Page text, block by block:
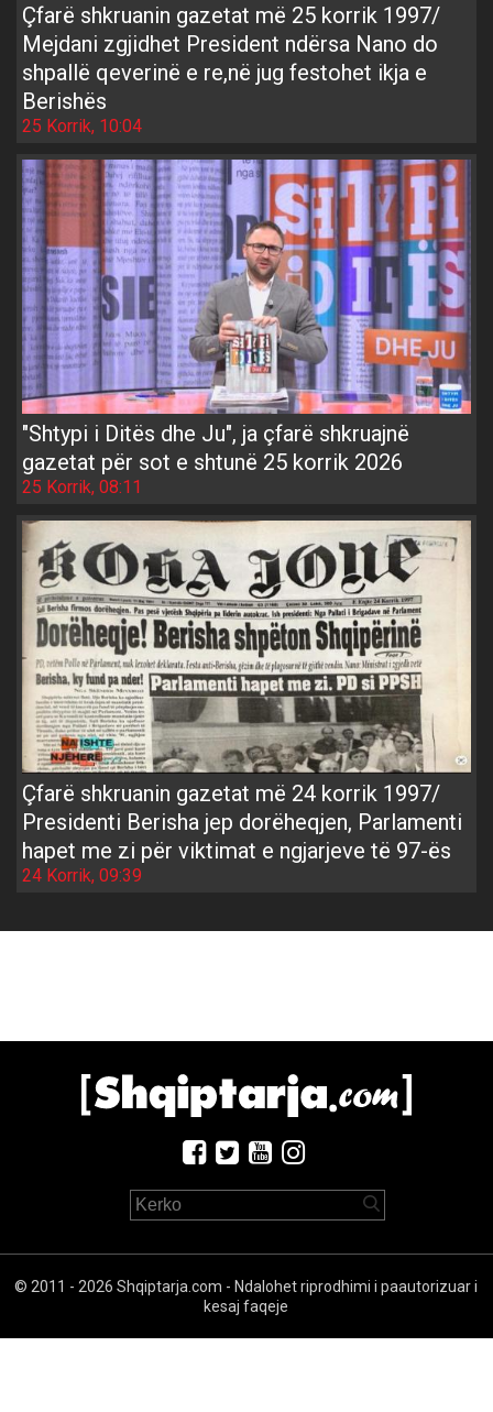
Çfarë shkruanin gazetat më 25 korrik 1997/
Mejdani zgjidhet President ndërsa Nano do
shpallë qeverinë e re,në jug festohet ikja e
Berishës
25 Korrik, 10:04
"Shtypi i Ditës dhe Ju", ja çfarë shkruajnë
gazetat për sot e shtunë 25 korrik 2026
25 Korrik, 08:11
Çfarë shkruanin gazetat më 24 korrik 1997/
Presidenti Berisha jep dorëheqjen, Parlamenti
hapet me zi për viktimat e ngjarjeve të 97-ës
24 Korrik, 09:39
© 2011 - 2026 Shqiptarja.com - Ndalohet riprodhimi i paautorizuar i
kesaj faqeje